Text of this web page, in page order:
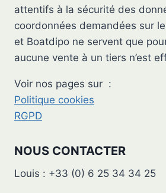
attentifs à la sécurité des
coordonnées demandées sur
et Boatdipo ne servent que
aucune vente à un tiers n’est
Voir nos pages sur :
Politique cookies
RGPD
NOUS CONTACTER
Louis : +33 (0) 6 25 34 34 25